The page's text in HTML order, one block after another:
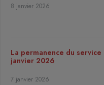
8 janvier 2026
La permanence du
janvier 2026
7 janvier 2026